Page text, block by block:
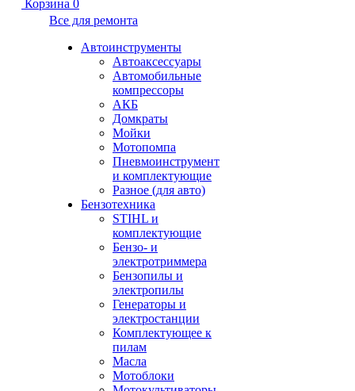
Корзина 0
Все для ремонта
Автоинструменты
Автоаксессуары
Автомобильные
компрессоры
АКБ
Домкраты
Мойки
Мотопомпа
Пневмоинструмент
и комплектующие
Разное (для авто)
Бензотехника
STIHL и
комплектующие
Бензо- и
электротриммера
Бензопилы и
электропилы
Генераторы и
электростанции
Комплектующее к
пилам
Масла
Мотоблоки